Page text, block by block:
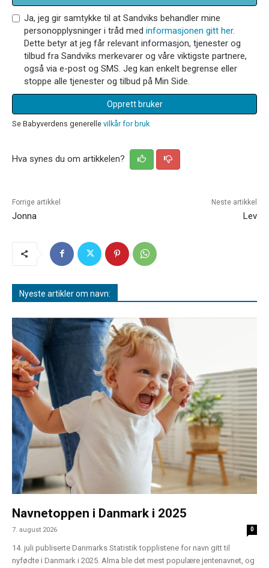
Ja, jeg gir samtykke til at Sandviks behandler mine
personopplysninger i tråd med informasjonen gitt her.
Dette betyr at jeg får relevant informasjon, tjenester og
tilbud fra Sandviks merkevarer og våre viktigste partnere,
også via e-post og SMS. Jeg kan enkelt begrense eller
stoppe alle tjenester og tilbud på Min Side.
Opprett bruker
Se Babyverdens generelle vilkår for bruk
Hva synes du om artikkelen?
Forrige artikkel
Jonna
Neste artikkel
Lev
Nyeste artikler om navn:
Navnetoppen i Danmark i 2025
7. august 2026 0
14. juli publiserte Danmarks Statistik topplistene for navn gitt til
nyfødte i Danmark i 2025. Alma ble det mest populære jentenavnet, og